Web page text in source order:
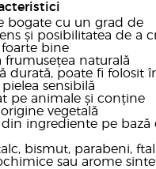
bogate cu un grad de
și posibilitatea de a
bine
frumusețea naturală
durată, poate fi folosit
sensibilă
pe animale și conține
vegetală
ingrediente pe bază
bismut, parabeni,
sau arome